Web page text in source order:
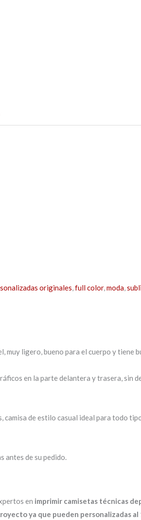
originales,full color,moda,
muy ligero, bueno para el cuerpo y tiene
en la parte delantera y trasera, sin
camisa de estilo casual ideal para todo
antes de su pedido.
en imprimir camisetas técnicas
ya que pueden personalizadas